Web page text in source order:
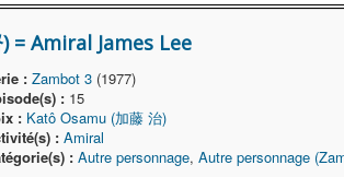
= Amiral James Lee
: Zambot 3 (1977)
: 15
: Katô Osamu (加藤 治)
: Amiral
: Autre personnage,Autre personnage